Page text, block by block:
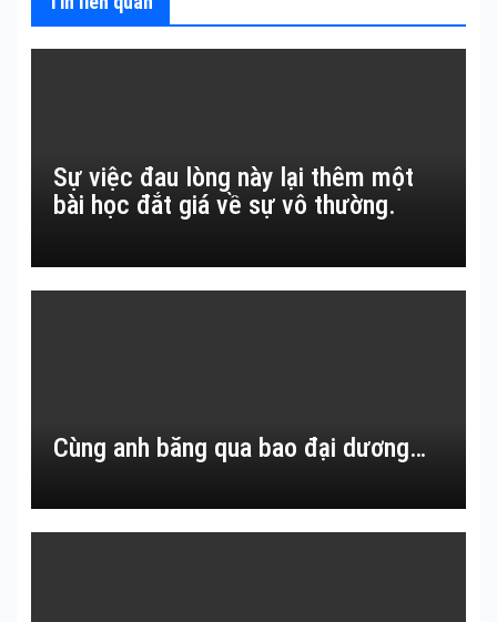
Sự việc đau lòng này lại thêm một
bài học đắt giá về sự vô thường.
Cùng anh băng qua bao đại dương…